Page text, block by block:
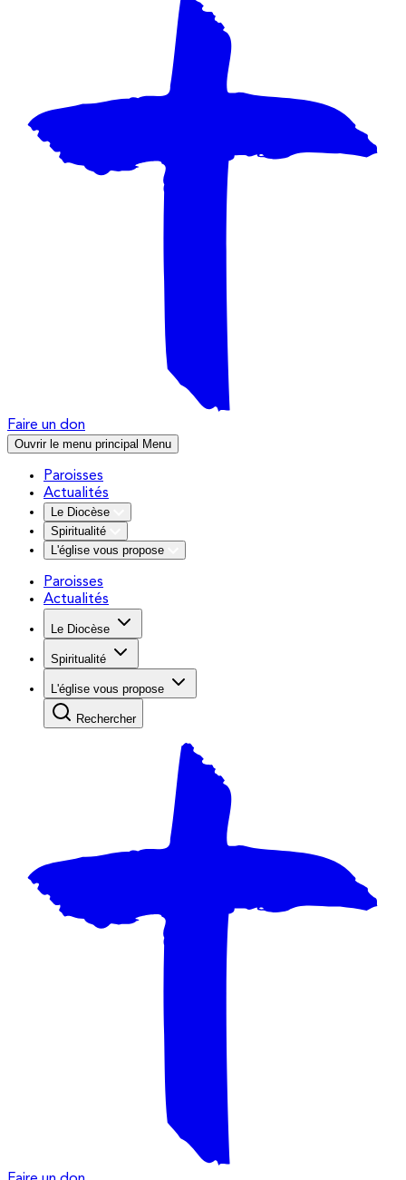
Faire un don
Ouvrir le menu principal Menu
Paroisses
Actualités
Le Diocèse
Spiritualité
L'église vous propose
Paroisses
Actualités
Le Diocèse
Spiritualité
L'église vous propose
Rechercher